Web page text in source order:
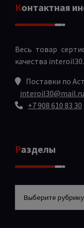
Контактная
Весь товар
качества
Поставки по
interoil30@mail.ru
+7 908 610 83 30
Разделы